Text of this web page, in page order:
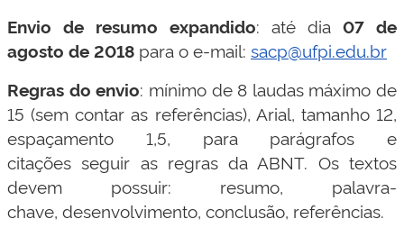
Envio de resumo expandido: até dia 07 de
agosto de 2018 para o e-mail: sacp@ufpi.edu.br
Regras do envio: mínimo de 8 laudas máximo de
15 (sem contar as referências), Arial, tamanho 12,
espaçamento 1,5, para parágrafos e
citações seguir as regras da ABNT. Os textos
devem possuir: resumo, palavra-
chave, desenvolvimento, conclusão, referências.